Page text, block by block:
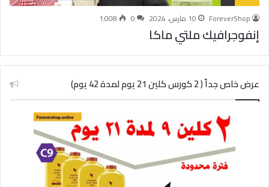
ForeverShop 10 مارس، 2024 0 1٬008
إنفوجرافيك ملتي ماكا
عرض خاص جداً ( 2 كورس كلين 21 يوم لمدة 42 يوم)